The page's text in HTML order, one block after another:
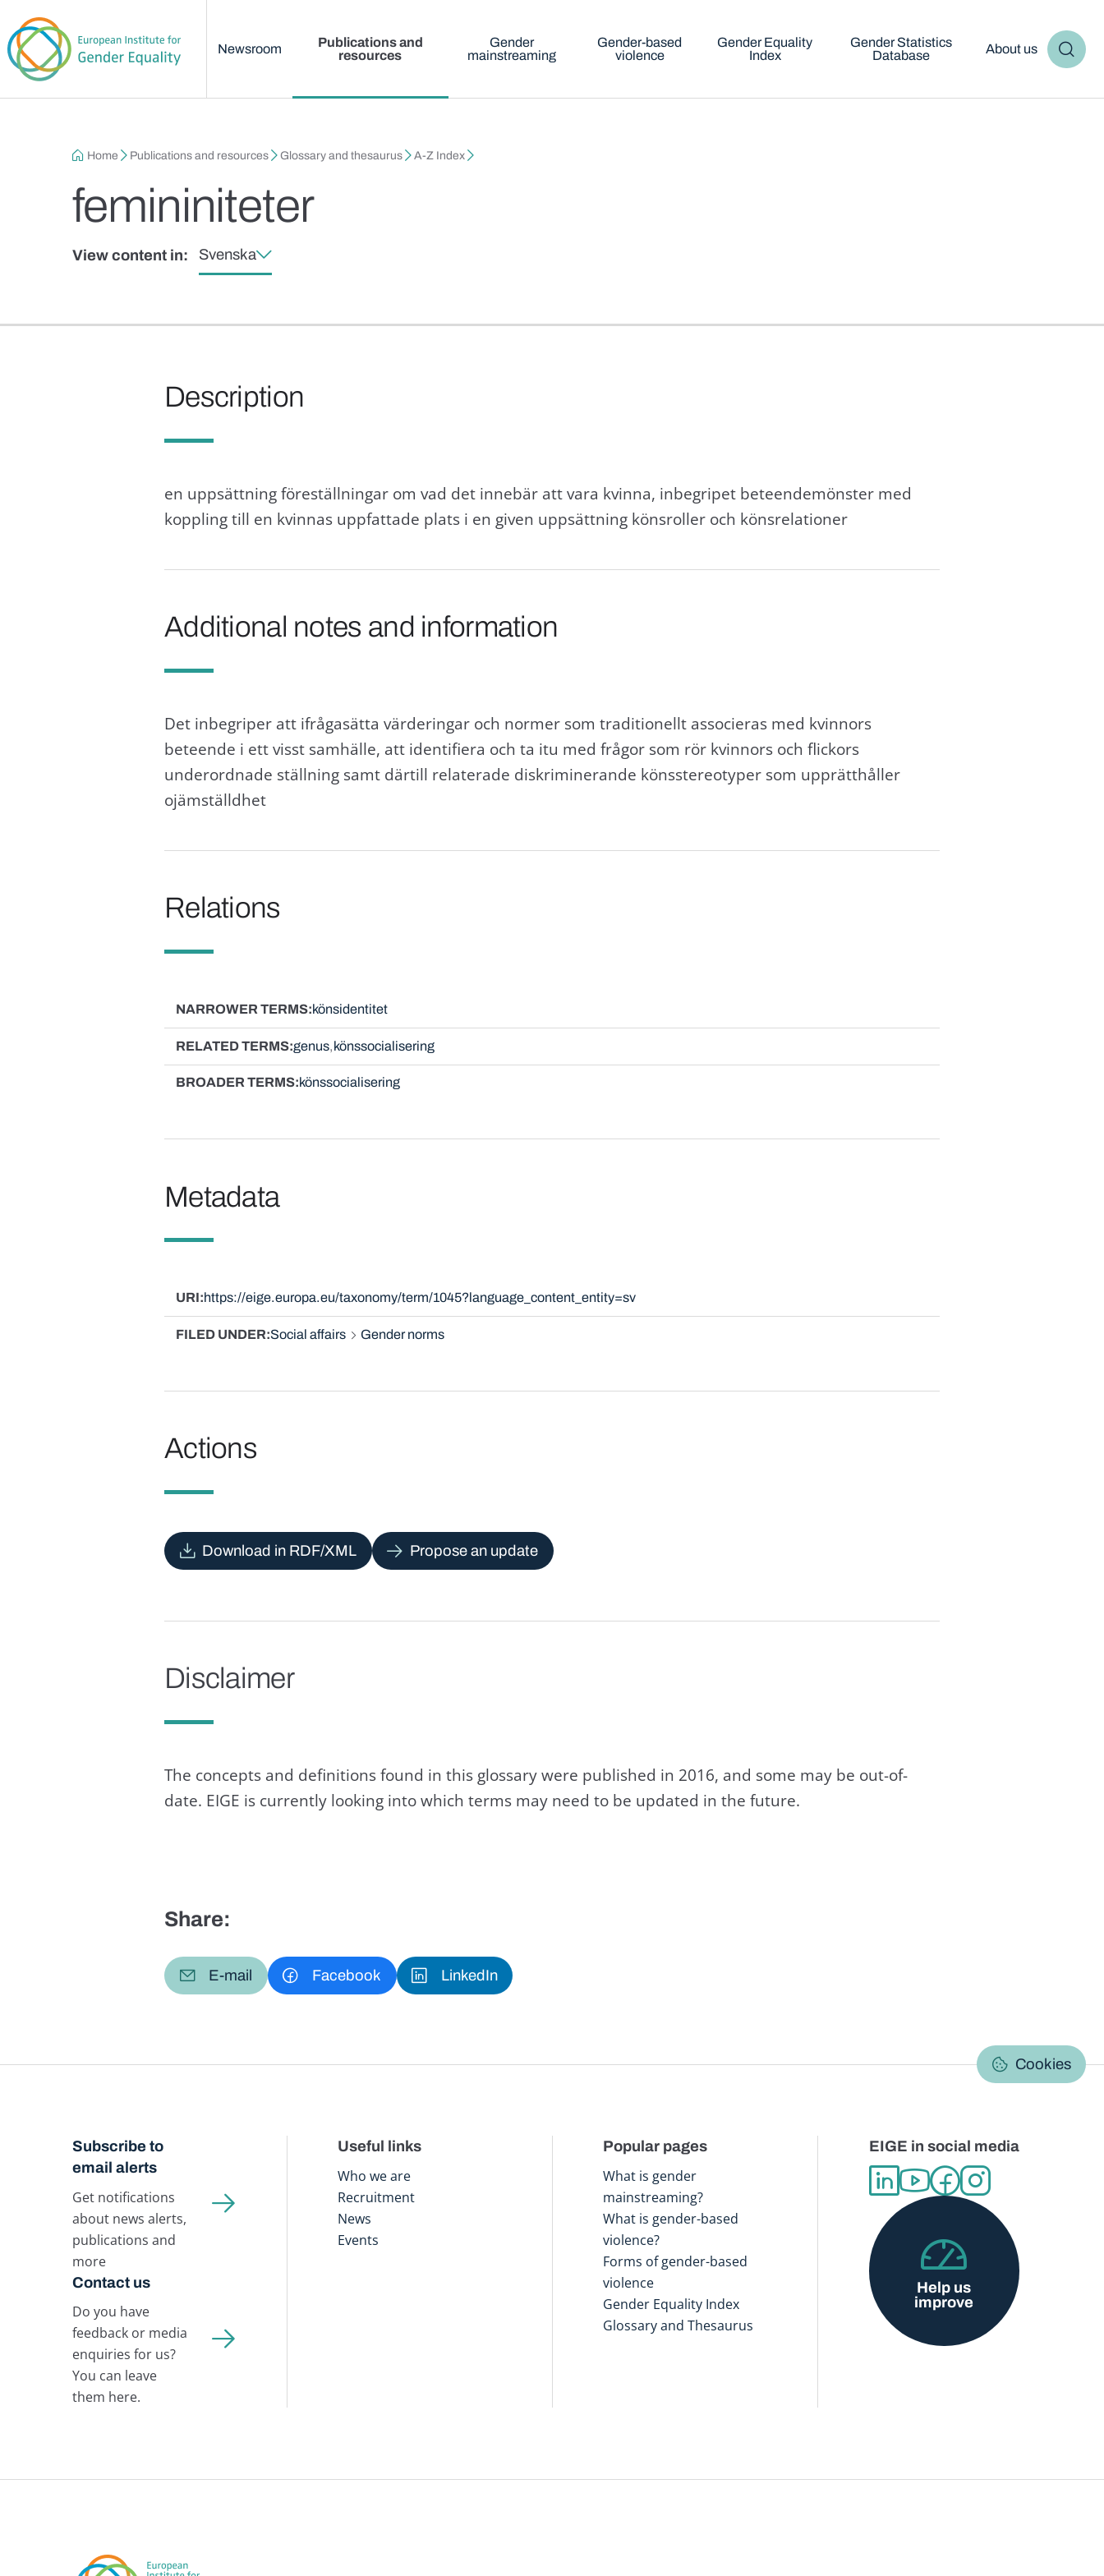
Newsroom
Publications and
resources
Gender
mainstreaming
Gender-based
violence
Gender Equality
Index
Gender Statistics
Database
About us
Breadcrumb
Home Publications and resources Glossary and thesaurus A-Z Index
femininiteter
View content in: Svenska
Description
en uppsättning föreställningar om vad det innebär att vara kvinna, inbegripet beteendemönster med
koppling till en kvinnas uppfattade plats i en given uppsättning könsroller och könsrelationer
Additional notes and information
Det inbegriper att ifrågasätta värderingar och normer som traditionellt associeras med kvinnors
beteende i ett visst samhälle, att identifiera och ta itu med frågor som rör kvinnors och flickors
underordnade ställning samt därtill relaterade diskriminerande könsstereotyper som upprätthåller
ojämställdhet
Relations
NARROWER TERMS könsidentitet
RELATED TERMS genus könssocialisering
BROADER TERMS könssocialisering
Metadata
URI https://eige.europa.eu/taxonomy/term/1045?language_content_entity=sv
FILED UNDER Social affairs Gender norms
Actions
Download in RDF/XML Propose an update
Disclaimer
The concepts and definitions found in this glossary were published in 2016, and some may be out-of-
date. EIGE is currently looking into which terms may need to be updated in the future.
Share:
E-mail Facebook LinkedIn
Cookies
Subscribe to
email alerts
Get notifications
about news alerts,
publications and
more
Contact us
Do you have
feedback or media
enquiries for us?
You can leave
them here.
Useful links
Who we are
Recruitment
News
Events
Popular pages
What is gender
mainstreaming?
What is gender-based
violence?
Forms of gender-based
violence
Gender Equality Index
Glossary and Thesaurus
EIGE in social media
Help us
improve